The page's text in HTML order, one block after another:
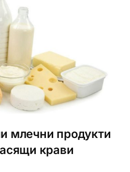
млечни продукти
крави